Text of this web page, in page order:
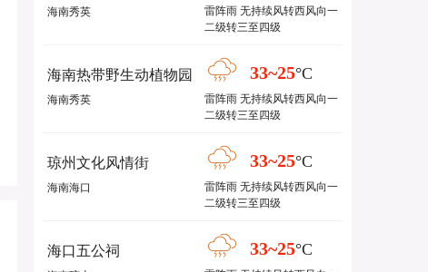
海南秀英
雷阵雨 无持续风转西风向一
二级转三至四级
海南热带野生动植物园
海南秀英
33~25°C
雷阵雨 无持续风转西风向一
二级转三至四级
琼州文化风情街
海南海口
33~25°C
雷阵雨 无持续风转西风向一
二级转三至四级
海口五公祠 33~25°C